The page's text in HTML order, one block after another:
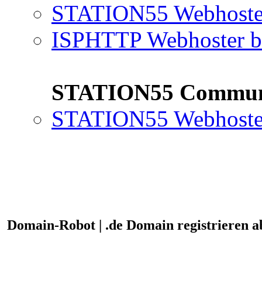
STATION55
ISPHTTP Webhoster
STATION55
STATION55
Domain-Robot | .de Domain registrieren